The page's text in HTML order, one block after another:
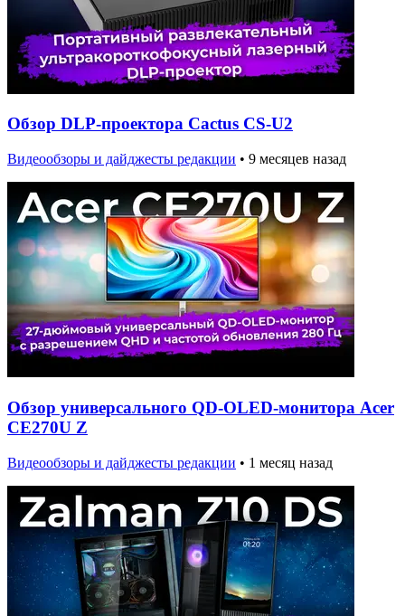
Обзор DLP-проектора Cactus CS-U2
Видеообзоры и дайджесты редакции • 9 месяцев назад
Обзор универсального QD-OLED-монитора Acer
CE270U Z
Видеообзоры и дайджесты редакции • 1 месяц назад